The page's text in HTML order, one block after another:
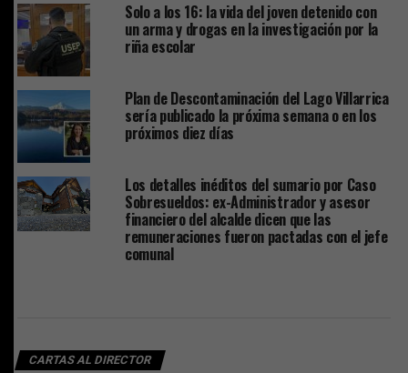
Solo a los 16: la vida del joven detenido con
un arma y drogas en la investigación por la
riña escolar
Plan de Descontaminación del Lago Villarrica
sería publicado la próxima semana o en los
próximos diez días
Los detalles inéditos del sumario por Caso
Sobresueldos: ex-Administrador y asesor
financiero del alcalde dicen que las
remuneraciones fueron pactadas con el jefe
comunal
CARTAS AL DIRECTOR